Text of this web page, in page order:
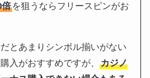
倍を狙うならフリースピンがお
とあまりシンボル揃いがない
入がおすすめですが、カジノ